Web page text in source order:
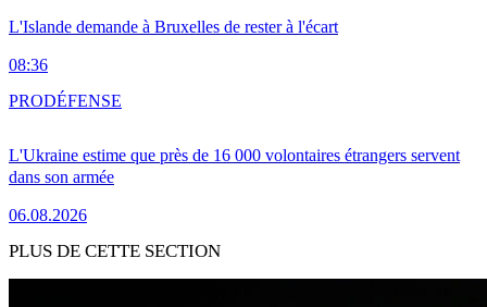
L'Islande demande à Bruxelles de rester à l'écart
08:36
L'Ukraine estime que près de 16 000 volontaires étrangers servent
dans son armée
06.08.2026
PRODÉFENSE
PLUS DE CETTE SECTION